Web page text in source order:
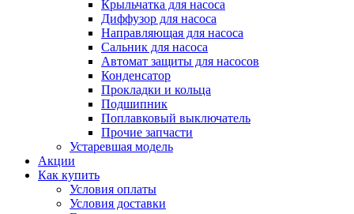
Крыльчатка для насоса
Диффузор для насоса
Направляющая для насоса
Сальник для насоса
Автомат защиты для насосов
Конденсатор
Прокладки и кольца
Подшипник
Поплавковый выключатель
Прочие запчасти
Устаревшая модель
Акции
Как купить
Условия оплаты
Условия доставки